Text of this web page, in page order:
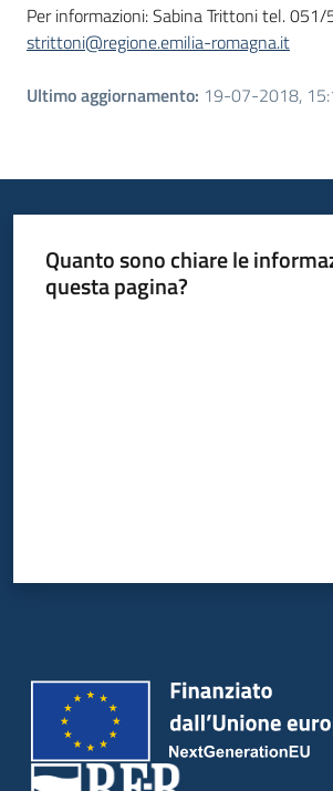
Per informazioni: Sabina Trittoni tel.
strittoni@regione.emilia-romagna.it
Ultimo aggiornamento: 19-07-2018,
Quanto sono chiare le
questa pagina?